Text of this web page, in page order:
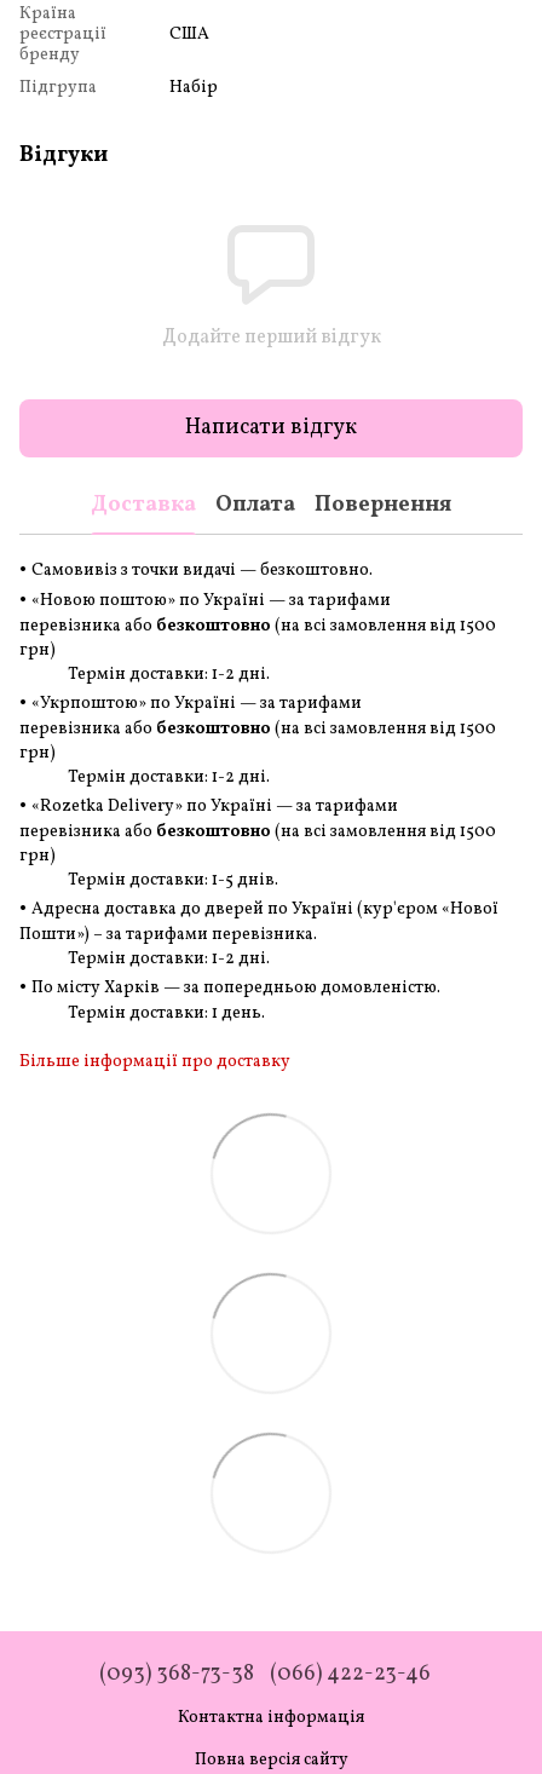
Країна
реєстрації
бренду
США
Підгрупа Набір
Відгуки
Додайте перший відгук
Написати відгук
Доставка Оплата Повернення
• Самовивіз з точки видачі — безкоштовно.
• «Новою поштою» по Україні — за тарифами
перевізника або безкоштовно (на всі замовленнявід 1500
грн)
Термін доставки: 1-2 дні.
• «Укрпоштою» по Україні — за тарифами
перевізника або безкоштовно (на всі замовленнявід 1500
грн)
Термін доставки: 1-2 дні.
• «Rozetka Delivery» по Україні — за тарифами
перевізника або безкоштовно (на всі замовленнявід 1500
грн)
Термін доставки: 1-5 днів.
• Адресна доставка до дверей по Україні (кур'єром «Нової
Пошти») – за тарифами перевізника.
Термін доставки: 1-2 дні.
• По місту Харків — за попередньою домовленістю.
Термін доставки: 1 день.
Більше інформації про доставку
(093) 368-73-38 (066) 422-23-46
Контактна інформація
Повна версія сайту